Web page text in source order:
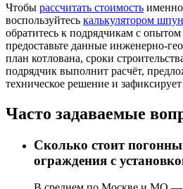
Чтобы рассчитать стоимость именно
воспользуйтесь калькулятором
обратитесь к подрядчикам с
предоставьте данные инженерно-
план котлована, сроки
подрядчик выполнит расчёт,
техническое решение и
Часто задаваемые
Сколько стоит
ограждения с